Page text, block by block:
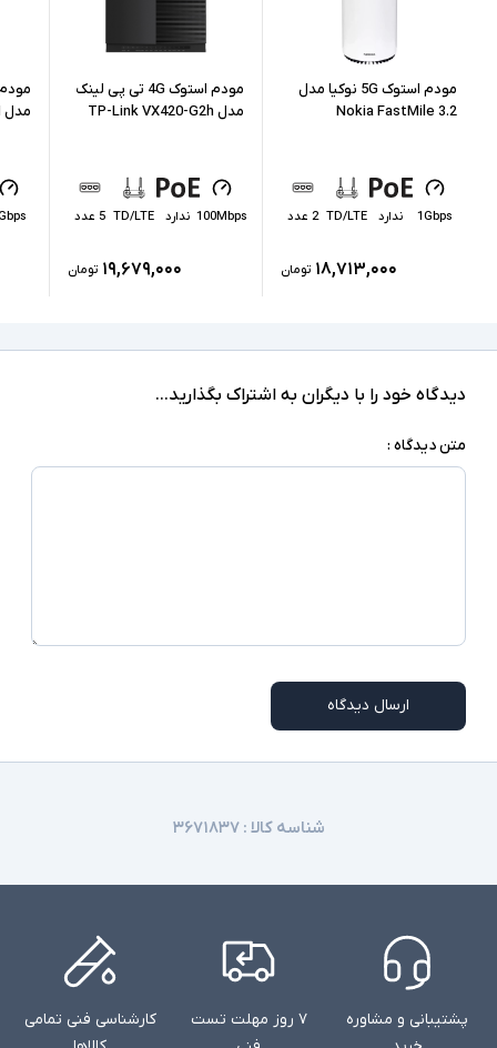
کاربر - سیم کارت خور - منبع انرژی آداپتور برق -
قابلیت تجمیع فرکانسیمودم استوک 5G نوکیا مدل
Nokia FastMile 3.2
1Gbps ندارد TD/LTE 2 عدد
۱۸,۷۱۳,۰۰۰ تومان
مودم استوک 4G تی پی لینک
مدل TP-Link VX420-G2h
100Mbps ندارد TD/LTE 5 عدد
۱۹,۶۷۹,۰۰۰ تومان
مدل D-Link DWR-2000M
دیدگاه خود را با دیگران به اشتراک بگذارید...
متن دیدگاه :
ارسال دیدگاه
شناسه کالا :۳۶۷۱۸۳۷
پشتیبانی و مشاوره
۷ روز مهلت تست
کارشناسی فنی تمامی